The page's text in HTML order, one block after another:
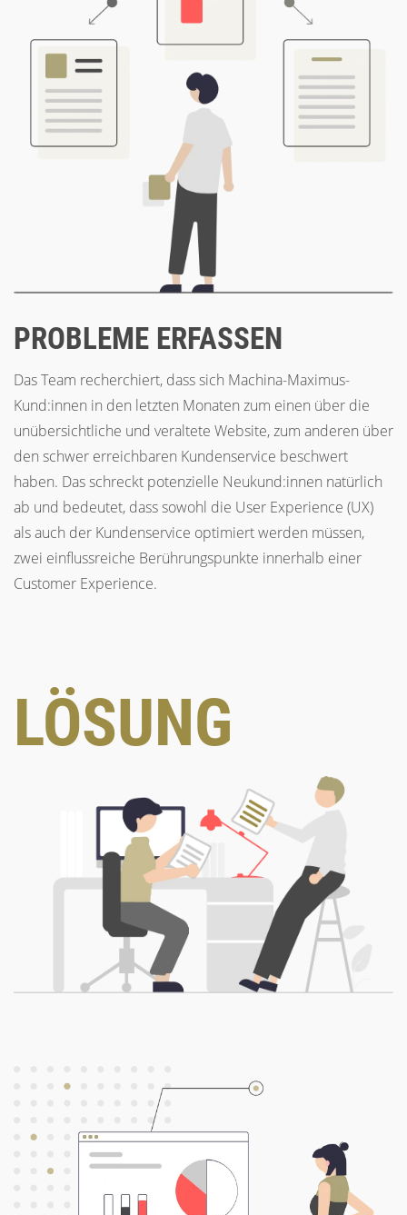
PROBLEME ERFASSEN
Das Team recherchiert, dass sich Machina-Maximus-
Kund:innen in den letzten Monaten zum einen über die
unübersichtliche und veraltete Website, zum anderen über
den schwer erreichbaren Kundenservice beschwert
haben. Das schreckt potenzielle Neukund:innen natürlich
ab und bedeutet, dass sowohl die User Experience (UX)
als auch der Kundenservice optimiert werden müssen,
zwei einflussreiche Berührungspunkte innerhalb einer
Customer Experience.
LÖSUNG